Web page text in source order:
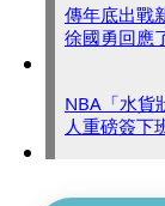
傳年底出戰
徐國勇回應
NBA「水
人重磅簽下